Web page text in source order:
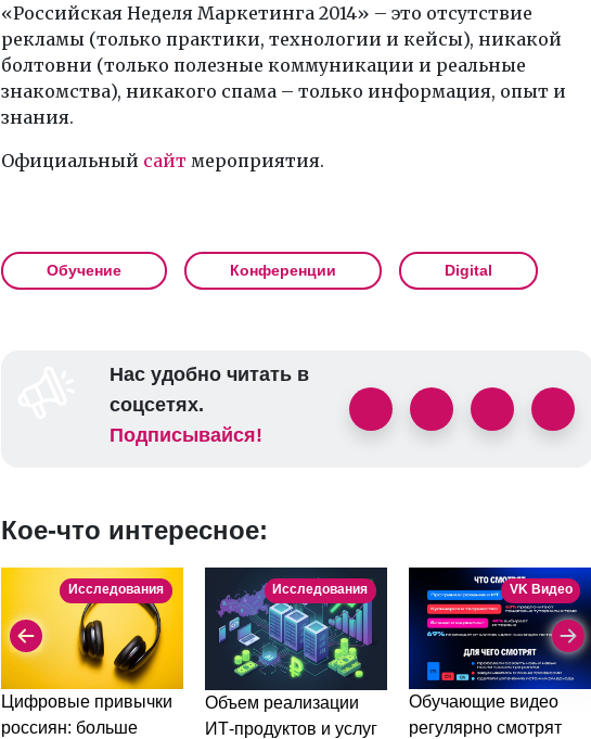
«Российская Неделя Маркетинга 2014» – это отсутствие
рекламы (только практики, технологии и кейсы), никакой
болтовни (только полезные коммуникации и реальные
знакомства), никакого спама – только информация, опыт и
знания.
Официальный сайт мероприятия.
Обучение Конференции Digital
Нас удобно читать в
соцсетях.
Подписывайся!
Кое-что интересное:
Исследования
Цифровые привычки
россиян: больше
Исследования
Объем реализации
ИТ-продуктов и услуг
VK Видео
Обучающие видео
регулярно смотрят